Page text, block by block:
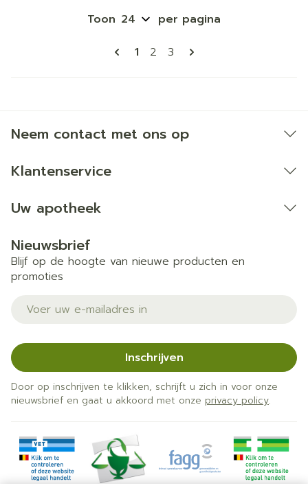
Pagina's
U lees momenteel pagina
1 Pagina
2 Pagina
3
Toon per pagina
Neem contact met ons op
Klantenservice
Uw apotheek
Nieuwsbrief
Blijf op de hoogte van nieuwe producten en
promoties
E-mail adres
Inschrijven
Door op inschrijven te klikken, schrijft u zich in voor onze
nieuwsbrief en gaat u akkoord met onze privacy policy.